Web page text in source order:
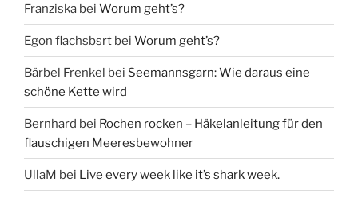
Franziska bei Worum geht’s?
Egon flachsbsrt bei Worum geht’s?
Bärbel Frenkel bei Seemannsgarn: Wie daraus eine
schöne Kette wird
Bernhard bei Rochen rocken – Häkelanleitung für den
flauschigen Meeresbewohner
UllaM bei Live every week like it’s shark week.